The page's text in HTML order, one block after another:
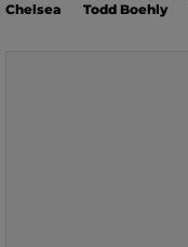
Chelsea Todd Boehly